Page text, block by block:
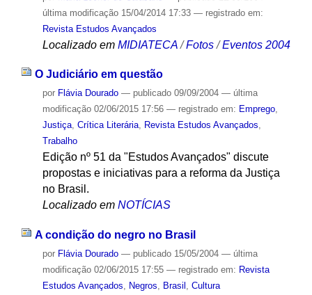
última modificação15/04/2014 17:33 — registrado em:
Revista Estudos Avançados
Localizado em MIDIATECA /Fotos /Eventos 2004
O Judiciário em questão
por Flávia Dourado — publicado09/09/2004 — última
modificação02/06/2015 17:56 — registrado em: Emprego,
Justiça, Crítica Literária, Revista Estudos Avançados,
Trabalho
Edição nº 51 da "Estudos Avançados" discute
propostas e iniciativas para a reforma da Justiça
no Brasil.
Localizado em NOTÍCIAS
A condição do negro no Brasil
por Flávia Dourado — publicado15/05/2004 — última
modificação02/06/2015 17:55 — registrado em: Revista
Estudos Avançados, Negros, Brasil , Cultura